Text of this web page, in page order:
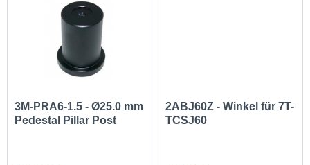
3M-PRA6-1.5 - Ø25.0 mm
Pedestal Pillar Post
2ABJ60Z - Winkel für 7T-
TCSJ60